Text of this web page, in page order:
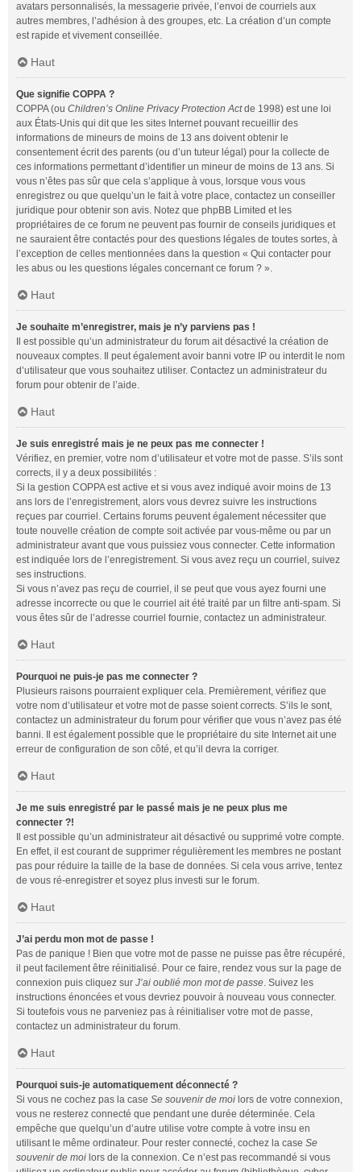
avatars personnalisés, la messagerie privée, l’envoi de courriels aux
autres membres, l’adhésion à des groupes, etc. La création d’un compte
est rapide et vivement conseillée.
Haut
Que signifie COPPA ?
COPPA (ou Children’s Online Privacy Protection Actde 1998) est une loi
aux États-Unis qui dit que les sites Internet pouvant recueillir des
informations de mineurs de moins de 13 ans doivent obtenir le
consentement écrit des parents (ou d’un tuteur légal) pour la collecte de
ces informations permettant d’identifier un mineur de moins de 13 ans. Si
vous n’êtes pas sûr que cela s’applique à vous, lorsque vous vous
enregistrez ou que quelqu’un le fait à votre place, contactez un conseiller
juridique pour obtenir son avis. Notez que phpBB Limited et les
propriétaires de ce forum ne peuvent pas fournir de conseils juridiques et
ne sauraient être contactés pour des questions légales de toutes sortes, à
l’exception de celles mentionnées dans la question « Qui contacter pour
les abus ou les questions légales concernant ce forum ? ».
Haut
Je souhaite m’enregistrer, mais je n’y parviens pas !
Il est possible qu’un administrateur du forum ait désactivé la création de
nouveaux comptes. Il peut également avoir banni votre IP ou interdit le nom
d’utilisateur que vous souhaitez utiliser. Contactez un administrateur du
forum pour obtenir de l’aide.
Haut
Je suis enregistré mais je ne peux pas me connecter !
Vérifiez, en premier, votre nom d’utilisateur et votre mot de passe. S’ils sont
corrects, il y a deux possibilités :
Si la gestion COPPA est active et si vous avez indiqué avoir moins de 13
ans lors de l’enregistrement, alors vous devrez suivre les instructions
reçues par courriel. Certains forums peuvent également nécessiter que
toute nouvelle création de compte soit activée par vous-même ou par un
administrateur avant que vous puissiez vous connecter. Cette information
est indiquée lors de l’enregistrement. Si vous avez reçu un courriel, suivez
ses instructions.
Si vous n’avez pas reçu de courriel, il se peut que vous ayez fourni une
adresse incorrecte ou que le courriel ait été traité par un filtre anti-spam. Si
vous êtes sûr de l’adresse courriel fournie, contactez un administrateur.
Haut
Pourquoi ne puis-je pas me connecter ?
Plusieurs raisons pourraient expliquer cela. Premièrement, vérifiez que
votre nom d’utilisateur et votre mot de passe soient corrects. S’ils le sont,
contactez un administrateur du forum pour vérifier que vous n’avez pas été
banni. Il est également possible que le propriétaire du site Internet ait une
erreur de configuration de son côté, et qu’il devra la corriger.
Haut
Je me suis enregistré par le passé mais je ne peux plus me
connecter ?!
Il est possible qu’un administrateur ait désactivé ou supprimé votre compte.
En effet, il est courant de supprimer régulièrement les membres ne postant
pas pour réduire la taille de la base de données. Si cela vous arrive, tentez
de vous ré-enregistrer et soyez plus investi sur le forum.
Haut
J’ai perdu mon mot de passe !
Pas de panique ! Bien que votre mot de passe ne puisse pas être récupéré,
il peut facilement être réinitialisé. Pour ce faire, rendez vous sur la page de
connexion puis cliquez sur J’ai oublié mon mot de passe. Suivez les
instructions énoncées et vous devriez pouvoir à nouveau vous connecter.
Si toutefois vous ne parveniez pas à réinitialiser votre mot de passe,
contactez un administrateur du forum.
Haut
Pourquoi suis-je automatiquement déconnecté ?
Si vous ne cochez pas la case Se souvenir de moi lors de votre connexion,
vous ne resterez connecté que pendant une durée déterminée. Cela
empêche que quelqu’un d’autre utilise votre compte à votre insu en
utilisant le même ordinateur. Pour rester connecté, cochez la case Se
souvenir de moi lors de la connexion. Ce n’est pas recommandé si vous